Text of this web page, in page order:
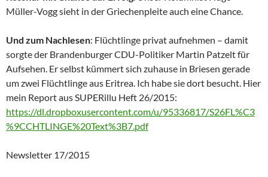
Müller-Vogg sieht in der Griechenpleite auch eine Chance.
Und zum Nachlesen: Flüchtlinge privat aufnehmen – damit
sorgte der Brandenburger CDU-Politiker Martin Patzelt für
Aufsehen. Er selbst kümmert sich zuhause in Briesen gerade
um zwei Flüchtlinge aus Eritrea. Ich habe sie dort besucht. Hier
mein Report aus SUPERillu Heft 26/2015:
https://dl.dropboxusercontent.com/u/95336817/S26FL%C3
%9CCHTLINGE%20Text%3B7.pdf
Newsletter 17/2015